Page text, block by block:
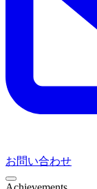
お問い合わせ